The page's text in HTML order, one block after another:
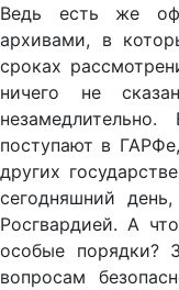
Ведь есть же
архивами, в
сроках
ничего не
поступают в
других
сегодняшний
Росгвардией. А
особые порядки?
вопросам